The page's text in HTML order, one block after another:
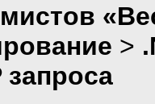
>
запроса